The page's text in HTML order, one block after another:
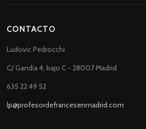
CONTACTO
Ludovic Pedrocchi
C/ Gandia 4, bajo C - 28007 Madrid
635 22 49 52
lp@profesordefrancesenmadrid.com